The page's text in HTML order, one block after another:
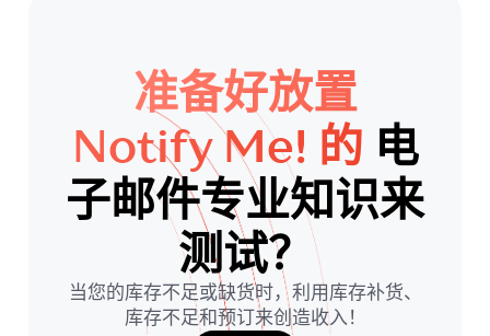
准备好放置
Notify Me! 的 电
子邮件专业知识来
测试？
当您的库存不足或缺货时，利用库存补货、
库存不足和预订来创造收入！